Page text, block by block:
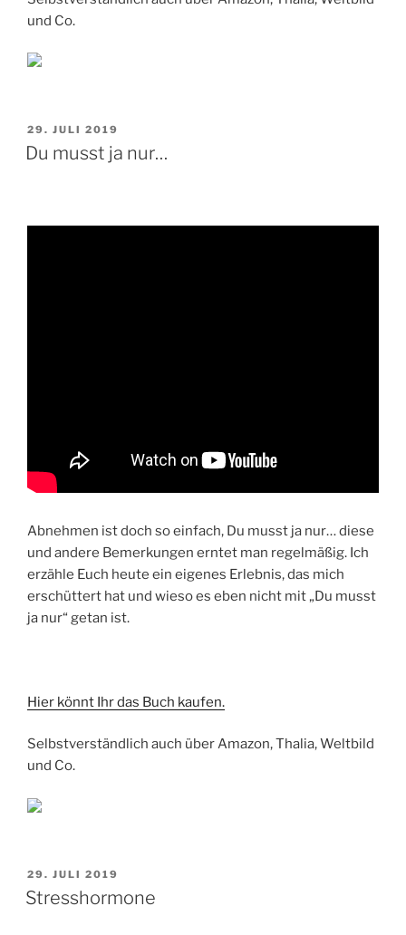
und Co.
VERÖFFENTLICHT
AM
29. JULI 2019
Du musst ja nur…
Abnehmen ist doch so einfach, Du musst ja nur… diese
und andere Bemerkungen erntet man regelmäßig. Ich
erzähle Euch heute ein eigenes Erlebnis, das mich
erschüttert hat und wieso es eben nicht mit „Du musst
ja nur“ getan ist.
Hier könnt Ihr das Buch kaufen.
Selbstverständlich auch über Amazon, Thalia, Weltbild
und Co.
VERÖFFENTLICHT
AM
29. JULI 2019
Stresshormone